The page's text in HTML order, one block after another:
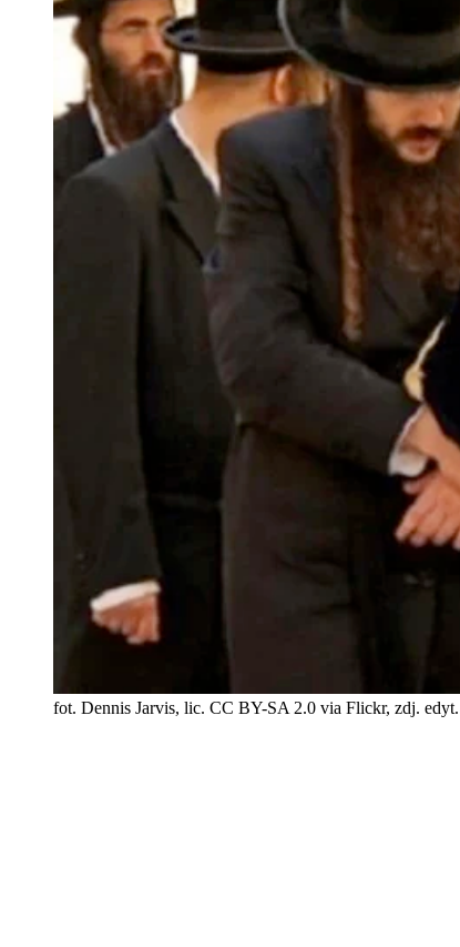
fot. Dennis Jarvis, lic. CC BY-SA 2.0 via Flickr, zdj. edyt.